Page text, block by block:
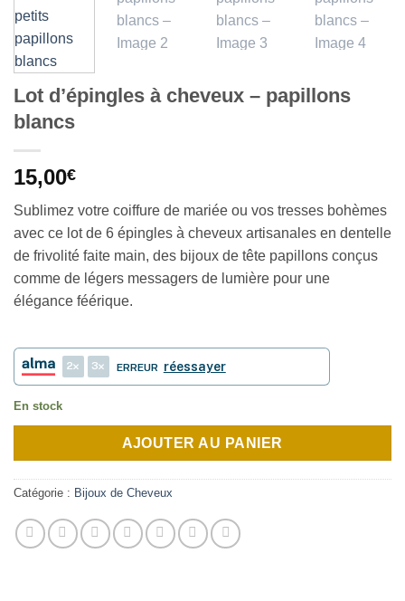
Lot d’épingles à cheveux – papillons
blancs
15,00€
Sublimez votre coiffure de mariée ou vos tresses bohèmes
avec ce lot de 6 épingles à cheveux artisanales en dentelle
de frivolité faite main, des bijoux de tête papillons conçus
comme de légers messagers de lumière pour une
élégance féérique.
2 3 ERREUR réessayer
En stock
AJOUTER AU PANIER
Catégorie : Bijoux de Cheveux